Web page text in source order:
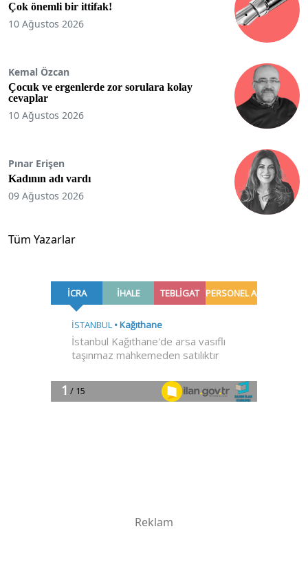
Çok önemli bir ittifak!
10 Ağustos 2026
Kemal Özcan
Çocuk ve ergenlerde zor sorulara kolay
cevaplar
10 Ağustos 2026
Pınar Erişen
Kadının adı vardı
09 Ağustos 2026
Tüm Yazarlar